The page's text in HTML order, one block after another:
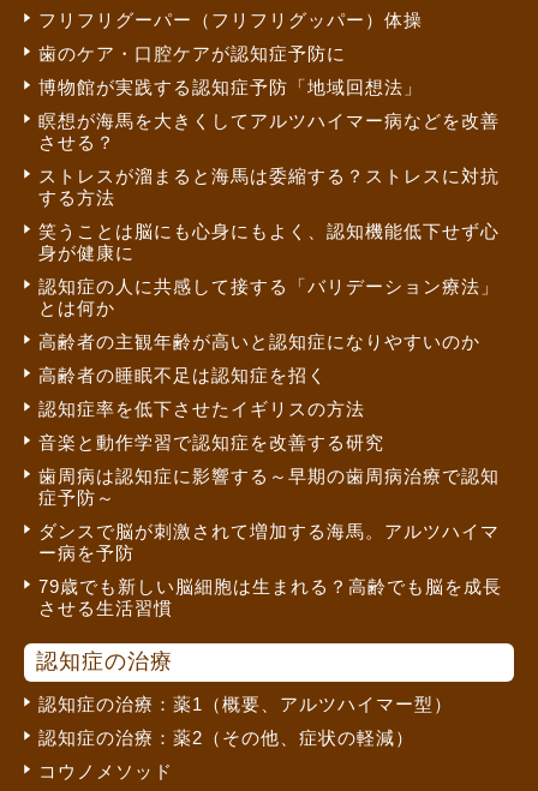
フリフリグーパー（フリフリグッパー）体操
歯のケア・口腔ケアが認知症予防に
博物館が実践する認知症予防「地域回想法」
瞑想が海馬を大きくしてアルツハイマー病などを改善
させる？
ストレスが溜まると海馬は委縮する？ストレスに対抗
する方法
笑うことは脳にも心身にもよく、認知機能低下せず心
身が健康に
認知症の人に共感して接する「バリデーション療法」
とは何か
高齢者の主観年齢が高いと認知症になりやすいのか
高齢者の睡眠不足は認知症を招く
認知症率を低下させたイギリスの方法
音楽と動作学習で認知症を改善する研究
歯周病は認知症に影響する～早期の歯周病治療で認知
症予防～
ダンスで脳が刺激されて増加する海馬。アルツハイマ
ー病を予防
79歳でも新しい脳細胞は生まれる？高齢でも脳を成長
させる生活習慣
認知症の治療
認知症の治療：薬1（概要、アルツハイマー型）
認知症の治療：薬2（その他、症状の軽減）
コウノメソッド